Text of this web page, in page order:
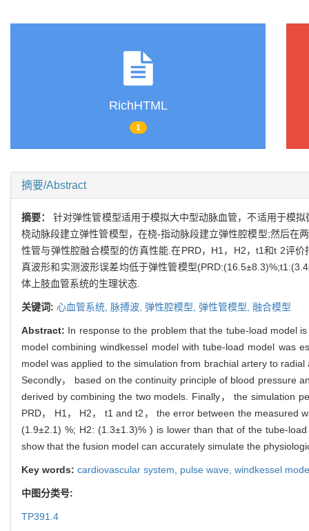
RichHTML
1
摘要/Abstract
摘要：针对弹性管模型适用于模拟大中型动脉血管，不适用于模
桡动脉段建立弹性管模型，在桡-指动脉段建立弹性腔模型;然后在
性管与弹性腔融合模型的仿真性能.在PRD，H1，H2，t1和t 2评
真波形和实测波形误差均低于弹性管模型
体上肢血管系统的生理状态.
关键词: 心血管系统, 脉搏波, 弹性腔模型, 弹性管模型, 融合模型
Abstract: In response to the problem that the tube-load model
model combining windkessel model with tube-load model was
model was applied to the simulation from brachial artery to
Secondly， based on the continuity principle of blood pressure
derived by combining the two models. Finally， the simulation
PRD， H1， H2， t1 and t2， the error between the measured
(1.9±2.1) %; H2: (1.3±1.3)% ) is lower than that of the tube-
show that the fusion model can accurately simulate the
Key words: cardiovascular system, pulse wave, windkessel
中图分类号:
TP391.4